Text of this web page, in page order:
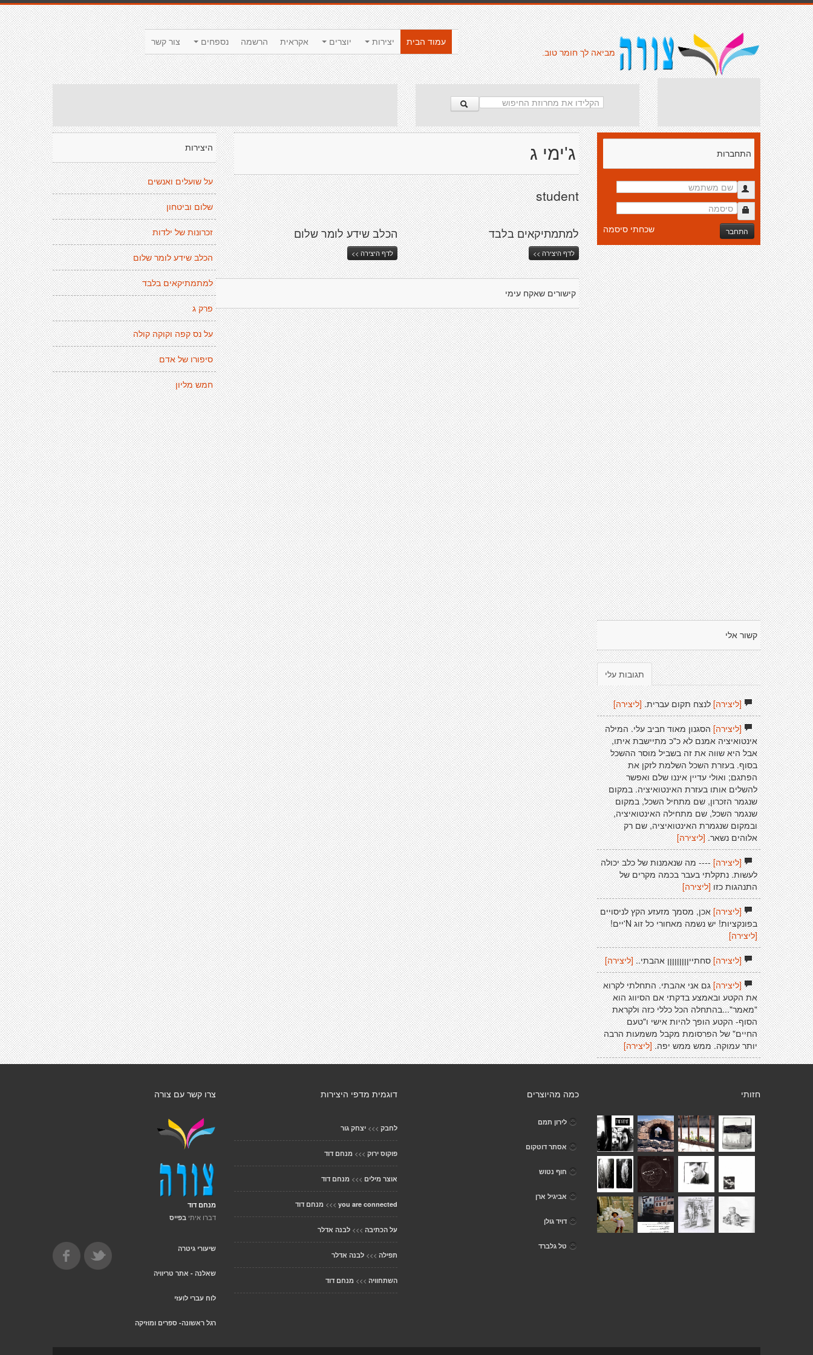
צור קשר נספחים הרשמה אקראית יוצרים יצירות
עמוד הבית
מביאה לך חומר טוב.
היצירות
על שועלים ואנשים
שלום וביטחון
זכרונות של ילדות
הכלב שידע לומר שלום
למתמתיקאים בלבד
פרק ג
על נס קפה וקוקה קולה
סיפורו של אדם
חמש מליון
ג'ימי ג
student
הכלב שידע לומר שלום
לדף היצירה >>
למתמתיקאים בלבד
לדף היצירה >>
קישורים שאקח עימי
התחברות
התחבר שכחתי סיסמה
קשור אלי
תגובות עלי
[ליצירה]לנצח תקום עברית.[ליצירה]
[ליצירה]הסגנון מאוד חביב עלי. המילה
אינטואיציה אמנם לא כ"כ מתיישבת איתו,
אבל היא שווה את זה בשביל מוסר ההשכל
בסוף. בעזרת השכל השלמת לזקן את
הפתגם; ואולי עדיין איננו שלם ואפשר
להשלים אותו בעזרת האינטואיציה. במקום
שנגמר הזכרון, שם מתחיל השכל, במקום
שנגמר השכל, שם מתחילה האינטואיציה,
ובמקום שנגמרת האינטואיציה, שם רק
אלוהים נשאר.[ליצירה]
[ליצירה]---- מה שנאמנות של כלב יכולה
לעשות. נתקלתי בעבר בכמה מקרים של
התנהגות כזו [ליצירה]
[ליצירה]אכן, מסמך מזעזע הקץ לניסויים
בפונקציות! יש נשמה מאחורי כל זוג N'יים!
[ליצירה]
[ליצירה]סחתייןןןןןןןןן אהבתי..[ליצירה]
[ליצירה]גם אני אהבתי. התחלתי לקרוא
את הקטע ובאמצע בדקתי אם הסיווג הוא
"מאמר"...בהתחלה הכל כללי כזה ולקראת
הסוף- הקטע הופך להיות אישי ו"טעם
החיים" של הפרסומת מקבל משמעות הרבה
יותר עמוקה. ממש ממש יפה. [ליצירה]
צרו קשר עם צורה
מנחם דוד
דברו איתי בפייס
שיעורי גיטרה
שאלנה - אתר טריוויה
לוח עברי לועזי
רגל ראשונה- ספרים ומוזיקה
דוגמית מדפי היצירות
לחבק >>> יצחק גור
פוקוס ירוק >>> מנחם דוד
אוצר מילים >>> מנחם דוד
you are connected
>>> מנחם דוד
על הכתיבה >>> לבנה אדלר
תפילה >>> לבנה אדלר
השתחוויה >>> מנחם דוד
כמה מהיוצרים
לירון תמם
אסתר דוטקום
חוף נטוש
אביגיל ארן
דויד גולן
טל גלברד
חזותי